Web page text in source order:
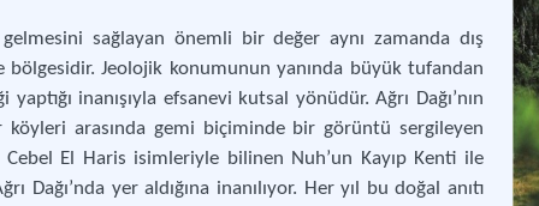
sağlayan önemli bir değer aynı zamanda dış
Jeolojik konumunun yanında büyük tufandan
inanışıyla efsanevi kutsal yönüdür. Ağrı Dağı’nın
köyleri arasında gemi biçiminde bir görüntü sergileyen
El Haris isimleriyle bilinen Nuh’un Kayıp Kenti ile
Dağı’nda yer aldığına inanılıyor. Her yıl bu doğal anıtı